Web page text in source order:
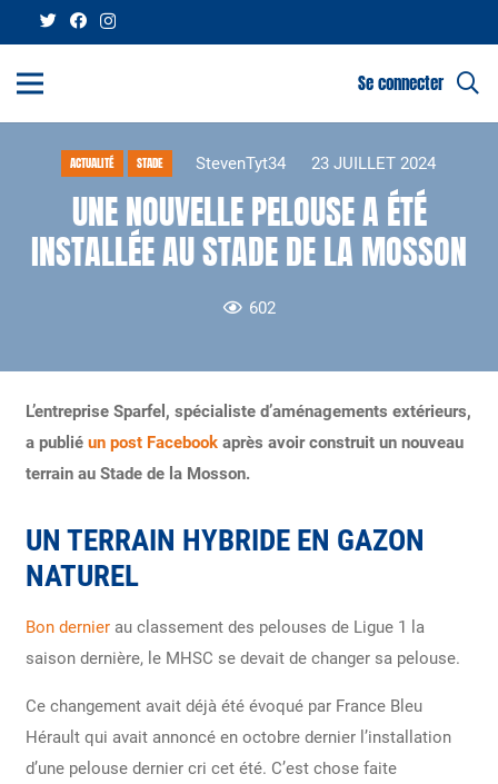
Se connecter
ACTUALITÉ STADE StevenTyt34 23 JUILLET 2024
UNE NOUVELLE PELOUSE A ÉTÉ
INSTALLÉE AU STADE DE LA MOSSON
602
L’entreprise Sparfel, spécialiste d’aménagements extérieurs,
a publié un post Facebookaprès avoir construit un nouveau
terrain au Stade de la Mosson.
UN TERRAIN HYBRIDE EN GAZON
NATUREL
Bon dernierau classement des pelouses de Ligue 1 la
saison dernière, le MHSC se devait de changer sa pelouse.
Ce changement avait déjà été évoqué par France Bleu
Hérault qui avait annoncé en octobre dernier l’installation
d’une pelouse dernier cri cet été. C’est chose faite